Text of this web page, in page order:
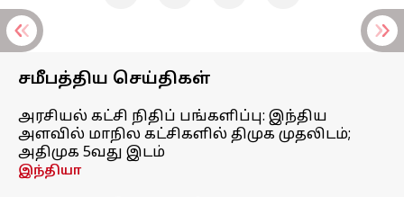
சமீபத்திய செய்திகள்
அரசியல் கட்சி நிதிப் பங்களிப்பு: இந்திய
அளவில் மாநில கட்சிகளில் திமுக முதலிடம்;
அதிமுக 5வது இடம்
இந்தியா